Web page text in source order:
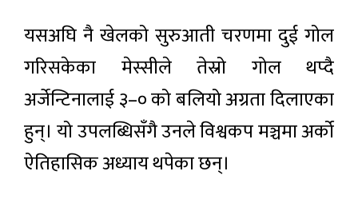
यसअघि नै खेलको सुरुआती चरणमा दुई गोल
गरिसकेका मेस्सीले तेस्रो गोल थप्दै
अर्जेन्टिनालाई ३–० को बलियो अग्रता दिलाएका
हुन्। यो उपलब्धिसँगै उनले विश्वकप मञ्चमा अर्को
ऐतिहासिक अध्याय थपेका छन्।